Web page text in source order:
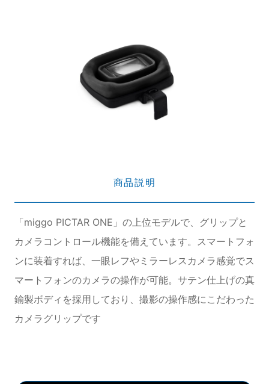
商品説明
「miggo PICTAR ONE」の上位モデルで、グリップと
カメラコントロール機能を備えています。スマートフォ
ンに装着すれば、一眼レフやミラーレスカメラ感覚でス
マートフォンのカメラの操作が可能。サテン仕上げの真
鍮製ボディを採用しており、撮影の操作感にこだわった
カメラグリップです